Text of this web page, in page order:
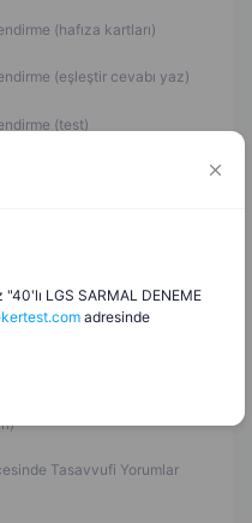
(hafıza kartları)
(eşleştir cevabı yaz)
(test)
(Araba Oyunu)
Tasavvufi Yorumlar
"40'lı LGS SARMAL DENEME
adresinde